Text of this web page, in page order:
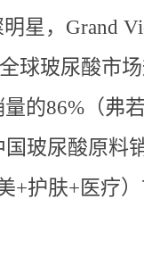
星，Grand
球玻尿酸市
的86%（弗
玻尿酸原料
+护肤+医疗